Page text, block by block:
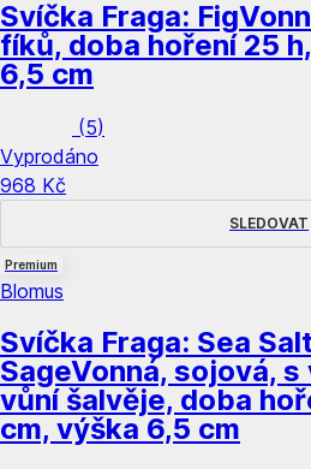
Svíčka Fraga: Fig
fíků, doba hoření 25
6,5 cm
(5)
Vyprodáno
968 Kč
SLEDOVAT
Premium
Blomus
Svíčka Fraga: Sea
SageVonná, sojová,
vůní šalvěje, doba
cm, výška 6,5 cm